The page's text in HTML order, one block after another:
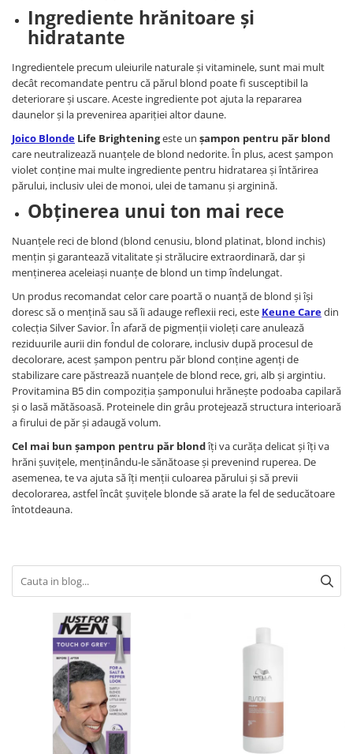
Ingrediente hrănitoare și
hidratante
Ingredientele precum uleiurile naturale și vitaminele, sunt mai mult
decât recomandate pentru că părul blond poate fi susceptibil la
deteriorare și uscare. Aceste ingrediente pot ajuta la repararea
daunelor și la prevenirea apariției altor daune.
Joico Blonde Life Brighteningeste un șampon pentru păr blond
care neutralizează nuanțele de blond nedorite. În plus, acest șampon
violet conține mai multe ingrediente pentru hidratarea și întărirea
părului, inclusiv ulei de monoi, ulei de tamanu și arginină.
Obținerea unui ton mai rece
Nuanțele reci de blond (blond cenusiu, blond platinat, blond inchis)
mențin și garantează vitalitate și strălucire extraordinară, dar și
menținerea aceleiași nuanțe de blond un timp îndelungat.
Un produs recomandat celor care poartă o nuanță de blond și își
doresc să o mențină sau să îi adauge reflexii reci, este Keune Caredin
colecția Silver Savior. În afară de pigmenții violeți care anulează
reziduurile aurii din fondul de colorare, inclusiv după procesul de
decolorare, acest șampon pentru păr blond conține agenți de
stabilizare care păstrează nuanțele de blond rece, gri, alb și argintiu.
Provitamina B5 din compoziția șamponului hrănește podoaba capilară
și o lasă mătăsoasă. Proteinele din grâu protejează structura interioară
a firului de păr și adaugă volum.
Cel mai bun șampon pentru păr blondîți va curăța delicat și îți va
hrăni șuvițele, menținându-le sănătoase și prevenind ruperea. De
asemenea, te va ajuta să îți menții culoarea părului și să previi
decolorarea, astfel încât șuvițele blonde să arate la fel de seducătoare
întotdeauna.